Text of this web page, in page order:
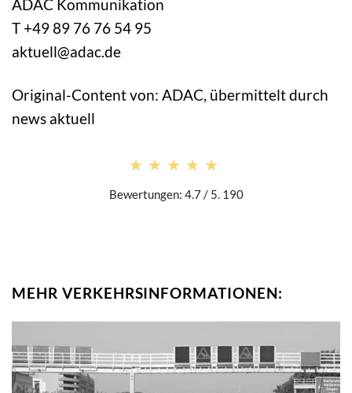
ADAC Kommunikation
T +49 89 76 76 54 95
aktuell@adac.de
Original-Content von: ADAC, übermittelt durch
news aktuell
★★★★★
★★★★★
Bewertungen: 4.7 / 5. 190
MEHR VERKEHRSINFORMATIONEN: